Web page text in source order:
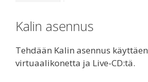
Kalin asennus
Tehdään Kalin asennus käyttäen
virtuaalikonetta ja Live-CD:tä.